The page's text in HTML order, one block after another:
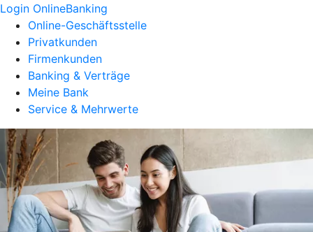
Login OnlineBanking
Online-Geschäftsstelle
Privatkunden
Firmenkunden
Banking & Verträge
Meine Bank
Service & Mehrwerte